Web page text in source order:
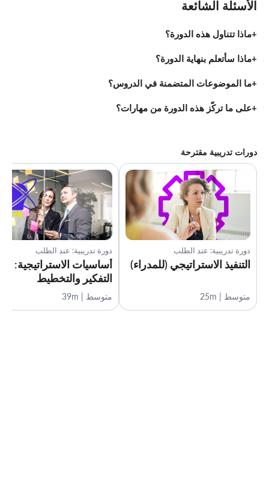
الأسئلة الشائعة
ماذا تتناول هذه الدورة؟
ماذا سأتعلم بنهاية الدورة؟
ما الموضوعات المتضمنة في الدروس؟
على ما تركّز هذه الدورة من مهارات؟
دورات تدريبية مقترحة
دورة تدريبية: عند الطلب
التنفيذ الاستراتيجي (للمدراء)
متوسط | 25m
دورة تدريبية: عند الطلب
أساسيات الاستراتيجية:
التفكير والتخطيط
متوسط | 39m